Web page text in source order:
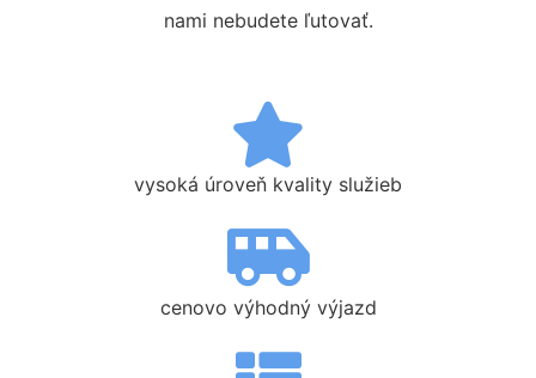
nami nebudete ľutovať.
vysoká úroveň kvality služieb
cenovo výhodný výjazd